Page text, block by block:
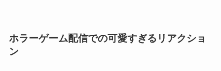
ホラーゲーム配信での可愛すぎるリアクショ
ン